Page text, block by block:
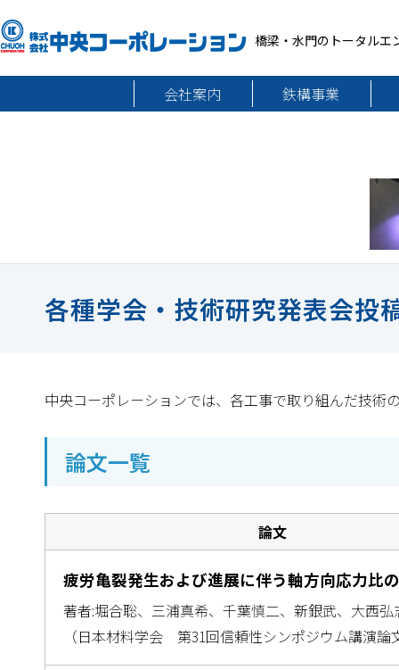
橋梁・水門のトータルエ
会社案内 鉄構事業
各種学会・技術研究発表会投
中央コーポレーションでは、各工事で取り組んだ技術
論文一覧
論文
疲労亀裂発生および進展に伴う軸方向応力比
著者:堀合聡、三浦真希、千葉慎二、新銀武、大西弘
（日本材料学会 第31回信頼性シンポジウム講演論